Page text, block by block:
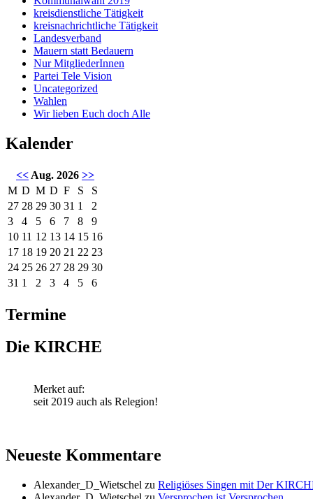
kreisdienstliche Tätigkeit
kreisnachrichtliche Tätigkeit
Landesverband
Mauern statt Bedauern
Nur MitgliederInnen
Partei Tele Vision
Uncategorized
Wahlen
Wir lieben Euch doch Alle
Kalender
<< Aug. 2026 >>
M D M D F S
S
27 28 29 30 31 1
2
3
4 5 6 7 8
9
10 11 12 13 14 15 16
17 18 19 20 21 22 23
24 25 26 27 28 29 30
31 1 2 3 4 5 6
Termine
Die KIRCHE
Merket auf:
seit 2019 auch als Relegion!
Neueste Kommentare
Alexander_D_Wietschel zu Religiöses Singen mit Der